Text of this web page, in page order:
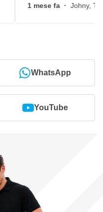
1 mese fa · Johny,
WhatsApp
YouTube